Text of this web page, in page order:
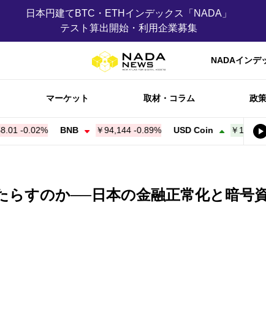
日本円建てBTC・ETHインデックス「NADA」
テスト算出開始・利用企業募集
NADAインデ
マーケット 取材・コラム 政
-0.02% BNB ￥94,144 -0.89% USD Coin ￥158.15 +
すのか──日本の金融正常化と暗号